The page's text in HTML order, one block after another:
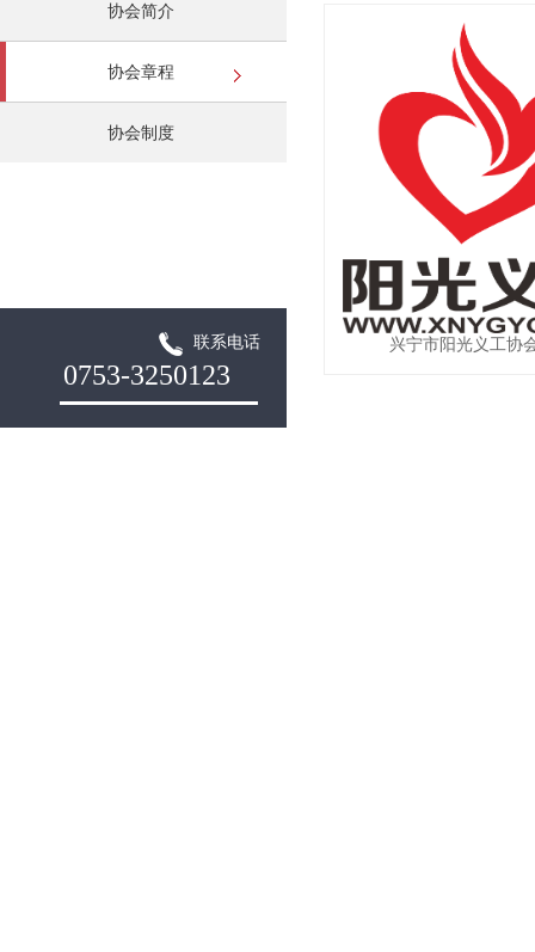
协会简介
协会章程
协会制度
兴宁市阳光义工协
联系电话
0753-3250123